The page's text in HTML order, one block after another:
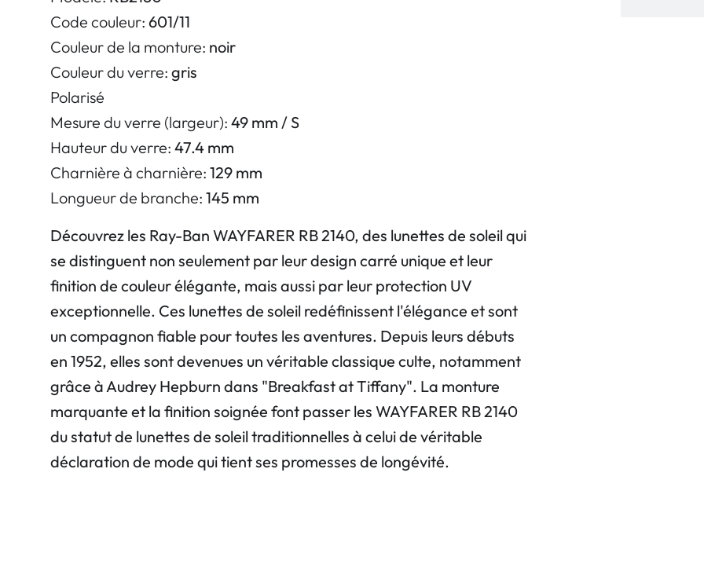
Code couleur: 601/11
Couleur de la monture: noir
Couleur du verre: gris
Polarisé
Mesure du verre (largeur): 49 mm / S
Hauteur du verre: 47.4 mm
Charnière à charnière: 129 mm
Longueur de branche: 145 mm
Découvrez les Ray-Ban WAYFARER RB 2140, des lunettes de soleil qui
se distinguent non seulement par leur design carré unique et leur
finition de couleur élégante, mais aussi par leur protection UV
exceptionnelle. Ces lunettes de soleil redéfinissent l'élégance et sont
un compagnon fiable pour toutes les aventures. Depuis leurs débuts
en 1952, elles sont devenues un véritable classique culte, notamment
grâce à Audrey Hepburn dans "Breakfast at Tiffany". La monture
marquante et la finition soignée font passer les WAYFARER RB 2140
du statut de lunettes de soleil traditionnelles à celui de véritable
déclaration de mode qui tient ses promesses de longévité.